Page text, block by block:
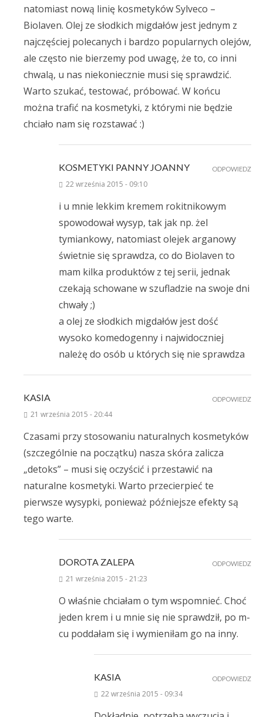
natomiast nową linię kosmetyków Sylveco –
Biolaven. Olej ze słodkich migdałów jest jednym z
najczęściej polecanych i bardzo popularnych olejów,
ale często nie bierzemy pod uwagę, że to, co inni
chwalą, u nas niekoniecznie musi się sprawdzić.
Warto szukać, testować, próbować. W końcu
można trafić na kosmetyki, z którymi nie będzie
chciało nam się rozstawać :)
KOSMETYKI PANNY JOANNY
22 września 2015 - 09:10
i u mnie lekkim kremem rokitnikowym
spowodował wysyp, tak jak np. żel
tymiankowy, natomiast olejek arganowy
świetnie się sprawdza, co do Biolaven to
mam kilka produktów z tej serii, jednak
czekają schowane w szufladzie na swoje dni
chwały ;)
a olej ze słodkich migdałów jest dość
wysoko komedogenny i najwidoczniej
należę do osób u których się nie sprawdza
ODPOWIEDZ
KASIA
21 września 2015 - 20:44
Czasami przy stosowaniu naturalnych kosmetyków
(szczególnie na początku) nasza skóra zalicza
„detoks” – musi się oczyścić i przestawić na
naturalne kosmetyki. Warto przecierpieć te
pierwsze wysypki, ponieważ późniejsze efekty są
tego warte.
ODPOWIEDZ
DOROTA ZALEPA
21 września 2015 - 21:23
O właśnie chciałam o tym wspomnieć. Choć
jeden krem i u mnie się nie sprawdził, po m-
cu poddałam się i wymieniłam go na inny.
ODPOWIEDZ
KASIA
22 września 2015 - 09:34
ODPOWIEDZ